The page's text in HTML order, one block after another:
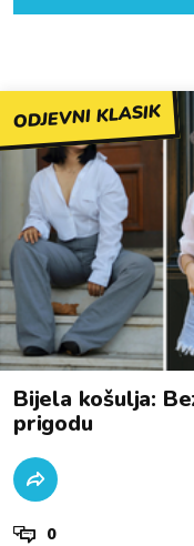
ODJEVNI KLASIK
Bijela košulja:
prigodu
0